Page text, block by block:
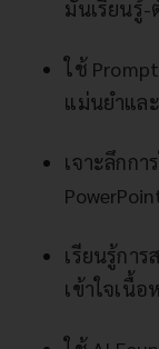
มันเรียนรู้-
ใช้
แม่นยำแล
เจาะลึกกา
เรียนรู้กา
เข้าใจเนื้อ